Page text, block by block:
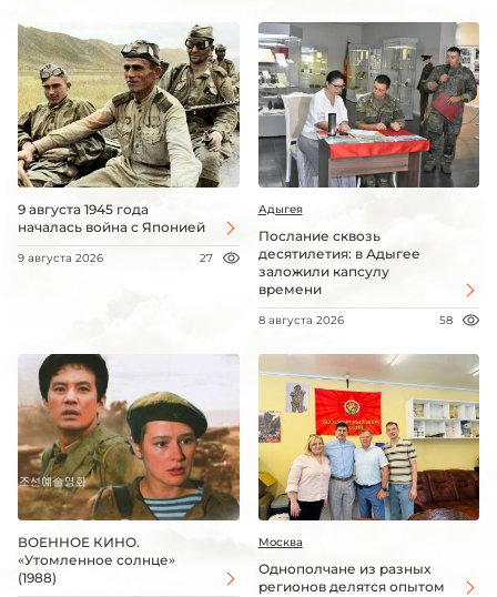
9 августа 1945 года
началась война с Японией
9 августа 2026 27
Адыгея
Послание сквозь
десятилетия: в Адыгее
заложили капсулу
времени
8 августа 2026 58
ВОЕННОЕ КИНО.
«Утомленное солнце»
(1988)
Москва
Однополчане из разных
регионов делятся опытом